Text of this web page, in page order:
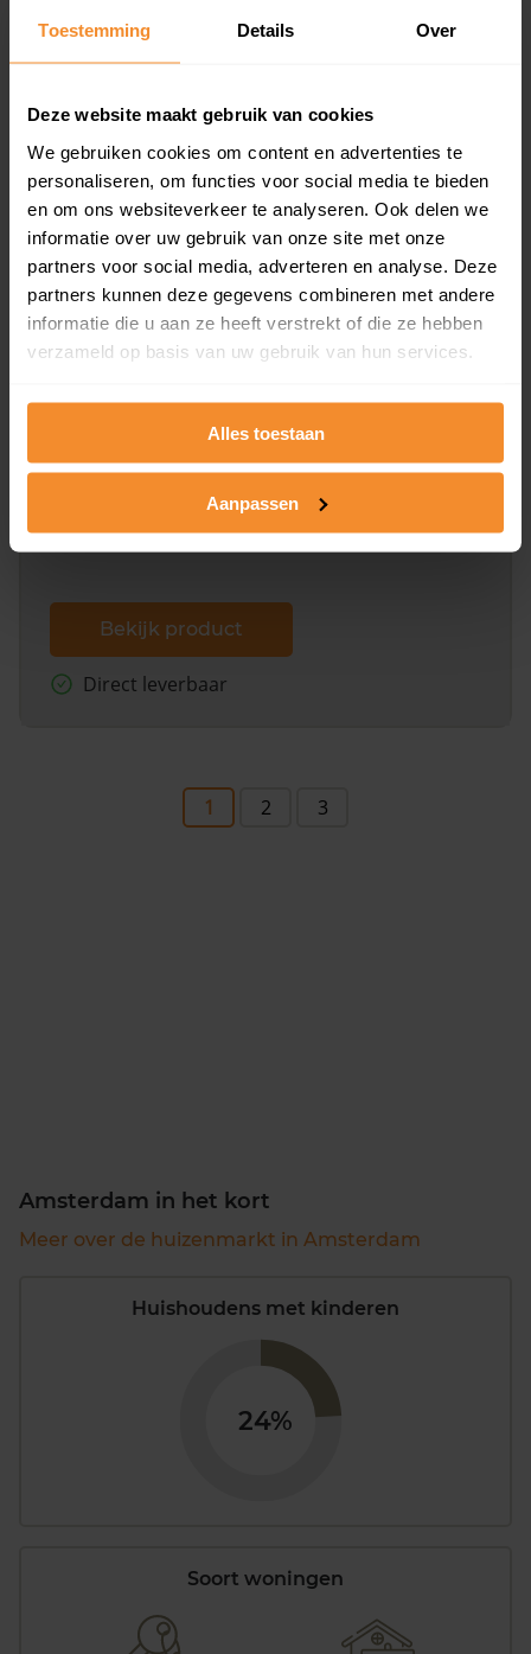
Toestemming Details Over
Deze website maakt gebruik van cookies
We gebruiken cookies om content en advertenties te
personaliseren, om functies voor social media te bieden
en om ons websiteverkeer te analyseren. Ook delen we
informatie over uw gebruik van onze site met onze
partners voor social media, adverteren en analyse. Deze
partners kunnen deze gegevens combineren met andere
informatie die u aan ze heeft verstrekt of die ze hebben
verzameld op basis van uw gebruik van hun services.
Alles toestaan
Aanpassen
Een overzicht van alle verkochte woningen (koopsom
en koopdatum) binnen een postcodegebied. Dit
Bekijk product
Direct leverbaar
Een uitgebreid overzicht van het perceel en
dit inclusief de luchtfoto!
Bekijk product
Direct leverbaar
1 2 3
Amsterdam in het kort
Meer over de huizenmarkt in Amsterdam
Huishoudens met kinderen
24%
Soort woningen